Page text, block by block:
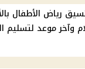
رياض الأطفال
وآخر موعد لتسليم